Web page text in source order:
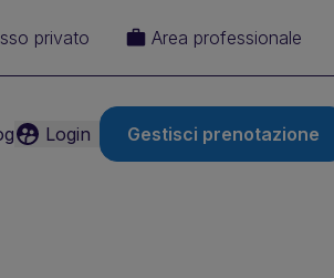
privato Area professionale
Login Gestisci prenotazione